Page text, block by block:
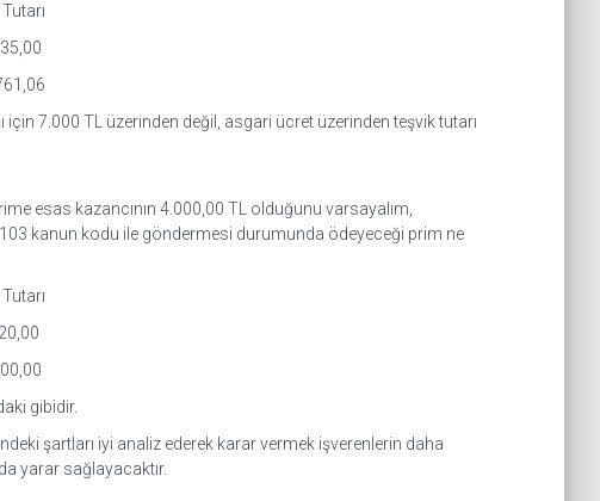
7.000 TL üzerinden değil, asgari ücret üzerinden teşvik tutarı
esas kazancının 4.000,00 TL olduğunu varsayalım,
kanun kodu ile göndermesi durumunda ödeyeceği prim ne
gibidir.
şartları iyi analiz ederek karar vermek işverenlerin daha
yarar sağlayacaktır.